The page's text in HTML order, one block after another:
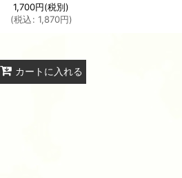
1,700円(税別)
(税込: 1,870円)
カートに入れる